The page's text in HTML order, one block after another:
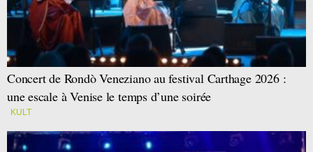
Concert de Rondò Veneziano au festival Carthage 2026 :
une escale à Venise le temps d’une soirée
KULT